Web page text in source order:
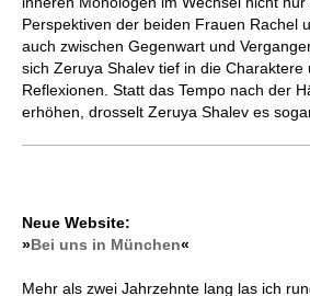
Perspektiven der beiden Frauen Rachel
auch zwischen Gegenwart und
sich Zeruya Shalev tief in die
Reflexionen. Statt das Tempo nach der
erhöhen, drosselt Zeruya Shalev es
Neue Website:
»Bei uns in München«
Mehr als zwei Jahrzehnte lang las ich